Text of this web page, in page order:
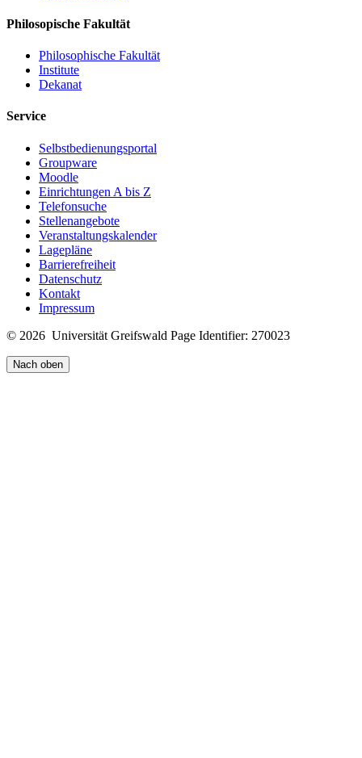
Philosopische Fakultät
Philosophische Fakultät
Institute
Dekanat
Service
Selbstbedienungsportal
Groupware
Moodle
Einrichtungen A bis Z
Telefonsuche
Stellenangebote
Veranstaltungskalender
Lagepläne
Barrierefreiheit
Datenschutz
Kontakt
Impressum
© 2026 Universität Greifswald Page Identifier: 270023
Nach oben